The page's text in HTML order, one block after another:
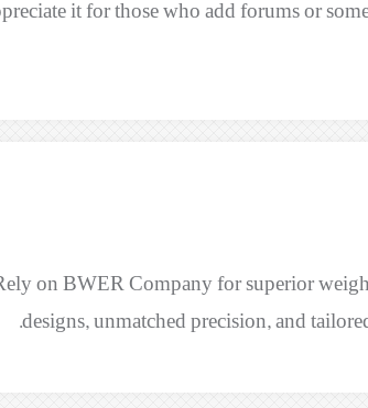
it for those who add forums or
on BWER Company for superior
designs, unmatched precision, and